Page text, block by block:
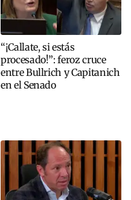
“¡Callate, si estás
procesado!”: feroz cruce
entre Bullrich y Capitanich
en el Senado